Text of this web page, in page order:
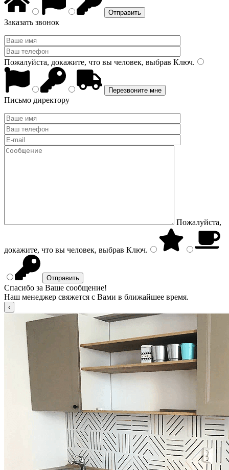
Заказать звонок
Пожалуйста, докажите, что вы человек, выбрав Ключ.
Письмо директору
Пожалуйста,
докажите, что вы человек, выбрав Ключ.
Спасибо за Ваше сообщение!
Наш менеджер свяжется с Вами в ближайшее время.